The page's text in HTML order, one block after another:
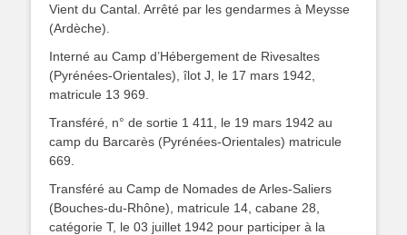
Vient du Cantal. Arrêté par les gendarmes à Meysse
(Ardèche).
Interné au Camp d’Hébergement de Rivesaltes
(Pyrénées-Orientales), îlot J, le 17 mars 1942,
matricule 13 969.
Transféré, n° de sortie 1 411, le 19 mars 1942 au
camp du Barcarès (Pyrénées-Orientales) matricule
669.
Transféré au Camp de Nomades de Arles-Saliers
(Bouches-du-Rhône), matricule 14, cabane 28,
catégorie T, le 03 juillet 1942 pour participer à la